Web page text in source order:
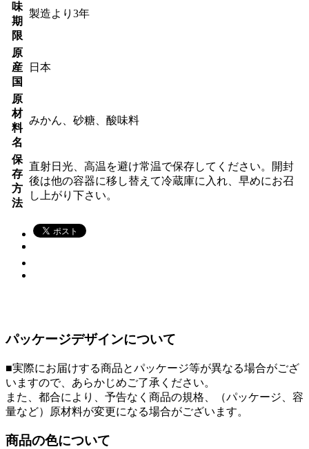
味
期
限
製造より3年
原
産
国
日本
原
材
料
名
みかん、砂糖、酸味料
保
存
方
法
直射日光、高温を避け常温で保存してください。開封
後は他の容器に移し替えて冷蔵庫に入れ、早めにお召
し上がり下さい。
パッケージデザインについて
■実際にお届けする商品とパッケージ等が異なる場合がござ
いますので、あらかじめご了承ください。
また、都合により、予告なく商品の規格、（パッケージ、容
量など）原材料が変更になる場合がございます。
商品の色について